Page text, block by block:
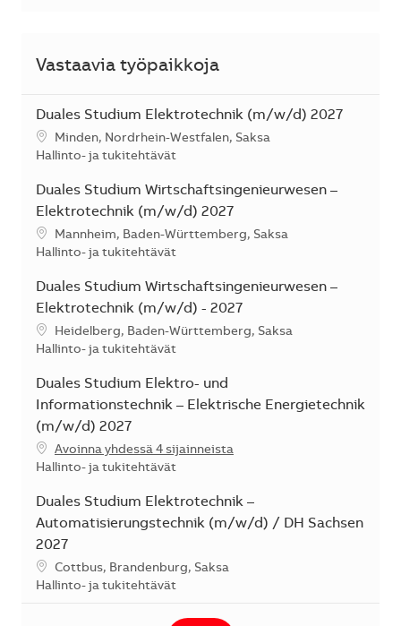
Vastaavia työpaikkoja
Duales Studium Elektrotechnik (m/w/d) 2027
SijaintiMinden, Nordrhein-Westfalen, Saksa
Kategoria
Hallinto- ja tukitehtävät
Duales Studium Wirtschaftsingenieurwesen –
Elektrotechnik (m/w/d) 2027
SijaintiMannheim, Baden-Württemberg, Saksa
Kategoria
Hallinto- ja tukitehtävät
Duales Studium Wirtschaftsingenieurwesen –
Elektrotechnik (m/w/d) - 2027
SijaintiHeidelberg, Baden-Württemberg, Saksa
Kategoria
Hallinto- ja tukitehtävät
Duales Studium Elektro- und
Informationstechnik – Elektrische Energietechnik
(m/w/d) 2027
Avoinna yhdessä 4 sijainneista
Kategoria
Hallinto- ja tukitehtävät
Duales Studium Elektrotechnik –
Automatisierungstechnik (m/w/d) / DH Sachsen
2027
SijaintiCottbus, Brandenburg, Saksa
Kategoria
Hallinto- ja tukitehtävät